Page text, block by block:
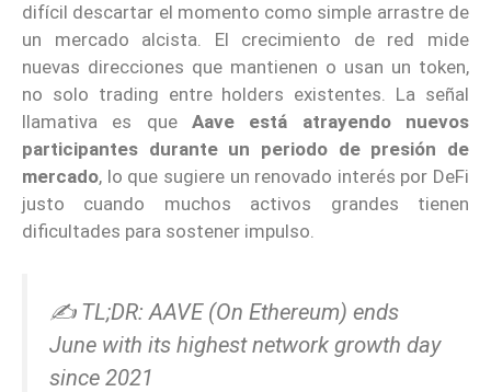
difícil descartar el momento como simple arrastre de
un mercado alcista. El crecimiento de red mide
nuevas direcciones que mantienen o usan un token,
no solo trading entre holders existentes. La señal
llamativa es que Aave está atrayendo nuevos
participantes durante un periodo de presión de
mercado, lo que sugiere un renovado interés por DeFi
justo cuando muchos activos grandes tienen
dificultades para sostener impulso.
✍️ TL;DR: AAVE (On Ethereum) ends
June with its highest network growth day
since 2021